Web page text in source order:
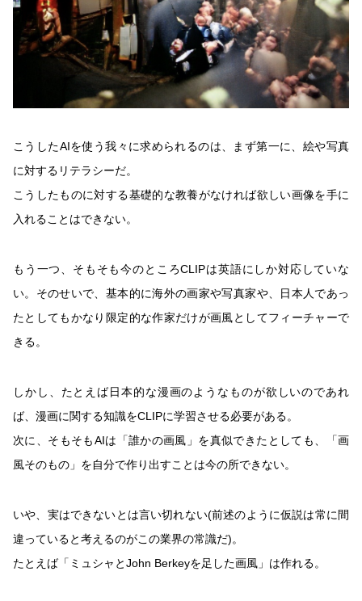
こうしたAIを使う我々に求められるのは、まず第一に、絵や写真
に対するリテラシーだ。
こうしたものに対する基礎的な教養がなければ欲しい画像を手に
入れることはできない。
もう一つ、そもそも今のところCLIPは英語にしか対応していな
い。そのせいで、基本的に海外の画家や写真家や、日本人であっ
たとしてもかなり限定的な作家だけが画風としてフィーチャーで
きる。
しかし、たとえば日本的な漫画のようなものが欲しいのであれ
ば、漫画に関する知識をCLIPに学習させる必要がある。
次に、そもそもAIは「誰かの画風」を真似できたとしても、「画
風そのもの」を自分で作り出すことは今の所できない。
いや、実はできないとは言い切れない(前述のように仮説は常に間
違っていると考えるのがこの業界の常識だ)。
たとえば「ミュシャとJohn Berkeyを足した画風」は作れる。